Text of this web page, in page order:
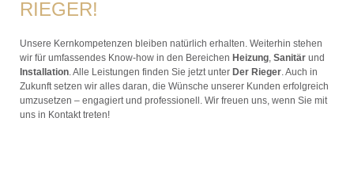
RIEGER!
Unsere Kernkompetenzen bleiben natürlich erhalten. Weiterhin stehen
wir für umfassendes Know-how in den Bereichen Heizung, Sanitär und
Installation. Alle Leistungen finden Sie jetzt unter Der Rieger. Auch in
Zukunft setzen wir alles daran, die Wünsche unserer Kunden erfolgreich
umzusetzen – engagiert und professionell. Wir freuen uns, wenn Sie mit
uns in Kontakt treten!